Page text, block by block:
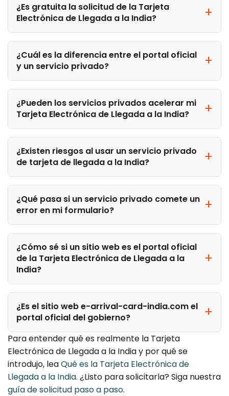
¿Es gratuita la solicitud de la Tarjeta
Electrónica de Llegada a la India?
¿Cuál es la diferencia entre el portal oficial
y un servicio privado?
¿Pueden los servicios privados acelerar mi
Tarjeta Electrónica de Llegada a la India?
¿Existen riesgos al usar un servicio privado
de tarjeta de llegada a la India?
¿Qué pasa si un servicio privado comete un
error en mi formulario?
¿Cómo sé si un sitio web es el portal oficial
de la Tarjeta Electrónica de Llegada a la
India?
¿Es el sitio web e-arrival-card-india.com el
portal oficial del gobierno?
Para entender qué es realmente la Tarjeta
Electrónica de Llegada a la India y por qué se
introdujo, leaQué es la Tarjeta Electrónica de
Llegada a la India. ¿Listo para solicitarla? Siga nuestra
guía de solicitud paso a paso.